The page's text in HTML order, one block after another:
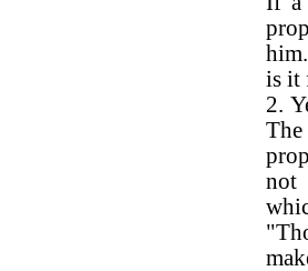
is it
2.
not